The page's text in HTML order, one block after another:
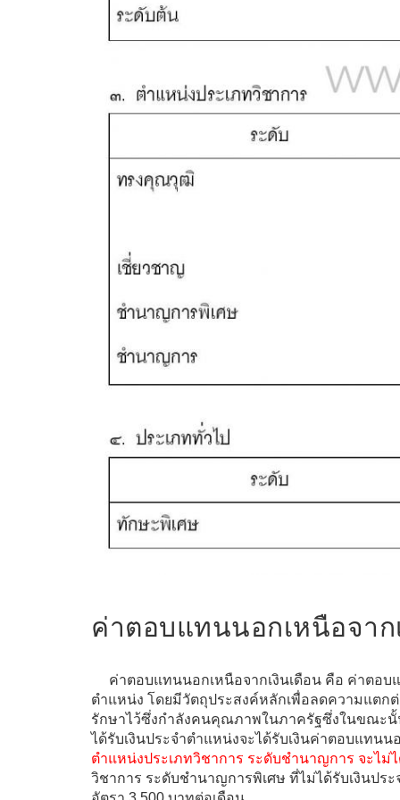
ค่าตอบแทนนอกเหนือจาก
ค่าตอบแทนนอกเหนือจากเงินเดือน คือ ค่าตอ
ตำแหน่ง โดยมีวัตถุประสงค์หลักเพื่อลดความแตก
รักษาไว้ซึ่งกำลังคนคุณภาพในภาครัฐซึ่งในขณะ
ได้รับเงินประจำตำแหน่งจะได้รับเงินค่าตอบแทนน
ตำแหน่งประเภทวิชาการ ระดับชำนาญการ จะไม่
วิชาการ ระดับชำนาญการพิเศษ ที่ไม่ได้รับเงินปร